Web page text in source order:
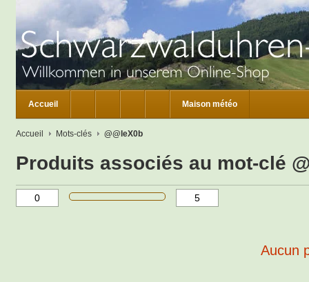
Accueil Maison météo
Accueil Mots-clés @@leX0b
Produits associés au mot-clé
Aucun